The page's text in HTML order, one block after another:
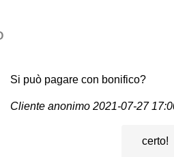
Si può pagare con bonifico?
Cliente anonimo 2021-07-27
certo!